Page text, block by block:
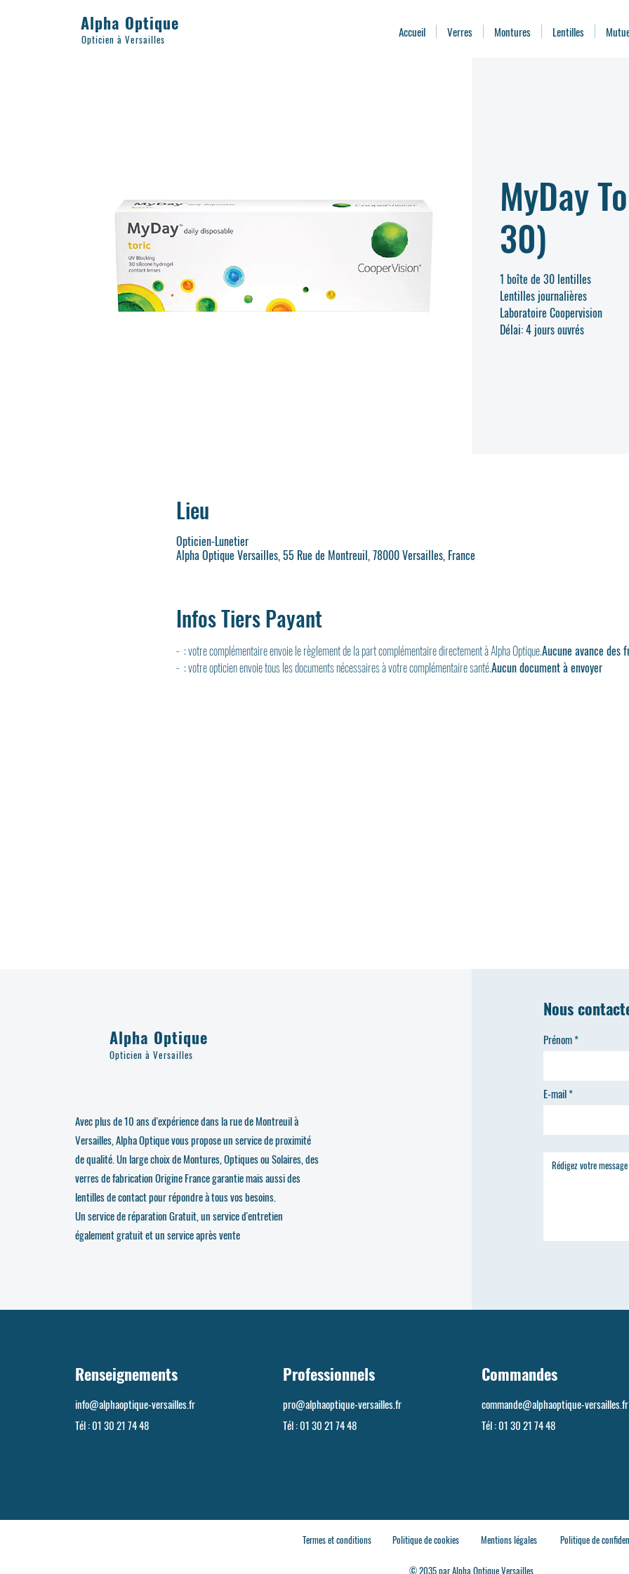
Alpha Optique
Opticien à Versailles Accueil Verres Montures Lentilles
MyDay
30)
1 boîte de 30 lentilles
Lentilles journalières
Laboratoire Coopervision
Délai: 4 jours ouvrés
Lieu
Opticien-Lunetier
Alpha Optique Versailles, 55 Rue de Montreuil, 78000 Versailles, France
Infos Tiers Payant
- : votre complémentaire envoie le règlement de la part complémentaire directement à Alpha Optique.Aucune avance des
- : votre opticien envoie tous les documents nécessaires à votre complémentaire santé.Aucun document à envoyer
Alpha Optique
Opticien à Versailles
Avec plus de 10 ans d'expérience dans la rue de Montreuil à
Versailles, Alpha Optique vous propose un service de proximité
de qualité. Un large choix de Montures, Optiques ou Solaires, des
verres de fabrication Origine France garantie mais aussi des
lentilles de contact pour répondre à tous vos besoins.
Un service de réparation Gratuit, un service d'entretien
également gratuit et un service après vente
Nous
Prénom
E-mail
Renseignements
info@alphaoptique-versailles.fr
Tél :01 30 21 74 48
Professionnels
pro@alphaoptique-versailles.fr
Tél :01 30 21 74 48
Commandes
commande@alphaoptique-versailles.fr
Tél :01 30 21 74 48
Termes et conditions Politique de cookies Mentions légales Politique de
© 2035 par Alpha Optique Versailles.